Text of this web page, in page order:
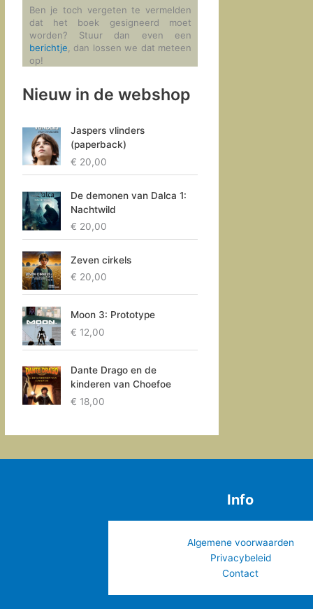
Ben je toch vergeten te vermelden
dat het boek gesigneerd moet
worden? Stuur dan even een
berichtje , dan lossen we dat meteen
op!
Nieuw in de webshop
Jaspers vlinders
(paperback)
€ 20,00
De demonen van Dalca 1:
Nachtwild
€ 20,00
Zeven cirkels
€ 20,00
Moon 3: Prototype
€ 12,00
Dante Drago en de
kinderen van Choefoe
€ 18,00
Info
Algemene voorwaarden
Privacybeleid
Contact